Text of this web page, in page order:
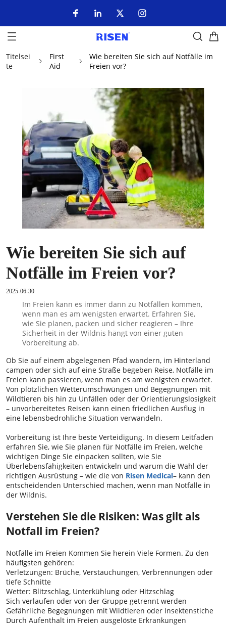
Titelsei
te
First
Aid
Wie bereiten Sie sich auf Notfälle im
Freien vor?
Wie bereiten Sie sich auf
Notfälle im Freien vor?
2025-06-30
Im Freien kann es immer dann zu Notfällen kommen,
wenn man es am wenigsten erwartet. Erfahren Sie,
wie Sie planen, packen und sicher reagieren – Ihre
Sicherheit in der Wildnis hängt von einer guten
Vorbereitung ab.
Ob Sie auf einem abgelegenen Pfad wandern, im Hinterland
campen oder sich auf eine Straße begeben Reise, Notfälle im
Freien kann passieren, wenn man es am wenigsten erwartet.
Von plötzlichen Wetterumschwüngen und Begegnungen mit
Wildtieren bis hin zu Unfällen oder der Orientierungslosigkeit
– unvorbereitetes Reisen kann einen friedlichen Ausflug in
eine lebensbedrohliche Situation verwandeln.
Vorbereitung ist Ihre beste Verteidigung. In diesem Leitfaden
erfahren Sie, wie Sie planen für Notfälle im Freien, welche
wichtigen Dinge Sie einpacken sollten, wie Sie
Überlebensfähigkeiten entwickeln und warum die Wahl der
richtigen Ausrüstung – wie die von Risen Medical– kann den
entscheidenden Unterschied machen, wenn man Notfälle in
der Wildnis.
Verstehen Sie die Risiken: Was gilt als
Notfall im Freien?
Notfälle im Freien Kommen Sie herein Viele Formen. Zu den
häufigsten gehören:
Verletzungen: Brüche, Verstauchungen, Verbrennungen oder
tiefe Schnitte
Wetter: Blitzschlag, Unterkühlung oder Hitzschlag
Sich verlaufen oder von der Gruppe getrennt werden
Gefährliche Begegnungen mit Wildtieren oder Insektenstiche
Durch Aufenthalt im Freien ausgelöste Erkrankungen